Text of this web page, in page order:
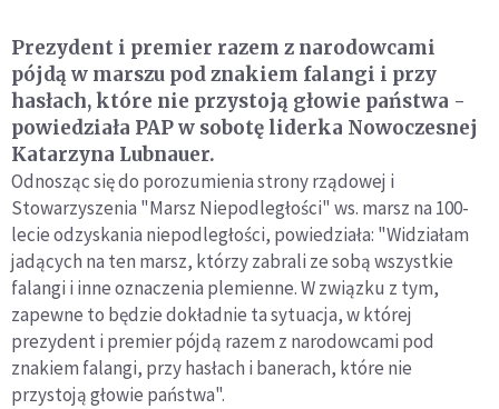
Prezydent i premier razem z narodowcami
pójdą w marszu pod znakiem falangi i przy
hasłach, które nie przystoją głowie państwa -
powiedziała PAP w sobotę liderka Nowoczesnej
Katarzyna Lubnauer.
Odnosząc się do porozumienia strony rządowej i
Stowarzyszenia "Marsz Niepodległości" ws. marsz na 100-
lecie odzyskania niepodległości, powiedziała: "Widziałam
jadących na ten marsz, którzy zabrali ze sobą wszystkie
falangi i inne oznaczenia plemienne. W związku z tym,
zapewne to będzie dokładnie ta sytuacja, w której
prezydent i premier pójdą razem z narodowcami pod
znakiem falangi, przy hasłach i banerach, które nie
przystoją głowie państwa".